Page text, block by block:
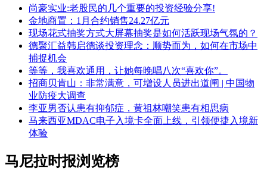
尚豪实业:老股民的几个重要的投资经验分享!
金地商置：1月合约销售24.27亿元
现场花式抽奖方式大屏幕抽奖是如何活跃现场气氛的？
德聚汇益韩启德谈投资理念：顺势而为，如何在市场中
捕捉机会
等等，我喜欢通用，让她每晚唱八次“喜欢你”。
招商贝肯山：非常满意，可增设人员进出道闸 | 中国物
业防疫大调查
李亚男否认患有抑郁症，黄祖林嘲笑患有相思病
马来西亚MDAC电子入境卡全面上线，引领便捷入境新
体验
马尼拉时报浏览榜